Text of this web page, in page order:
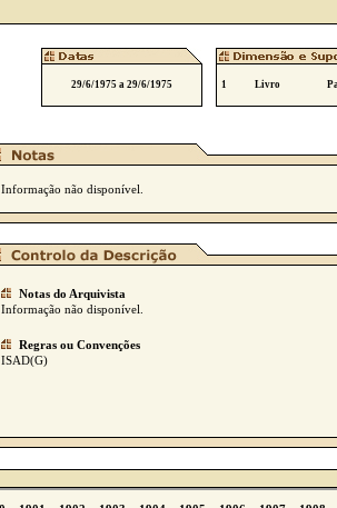
29/6/1975 a 29/6/1975 1 Livro
Informação não disponível.
Notas do Arquivista
Informação não disponível.
Regras ou Convenções
ISAD(G)